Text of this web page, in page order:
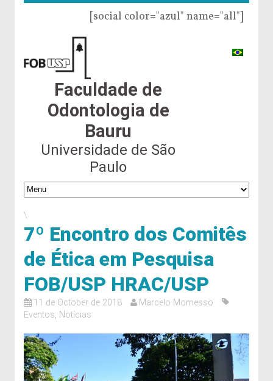
[social color="azul" name="all"]
Faculdade de
Odontologia de
Bauru
Universidade de São
Paulo
\
7º Encontro dos Comitês
de Ética em Pesquisa
FOB/USP HRAC/USP
11 de October de 2018
Marcelo Momesso
Eventos, Notícias